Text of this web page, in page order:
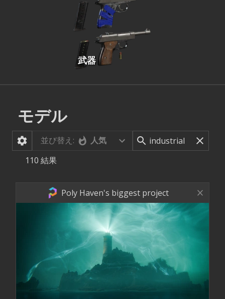
武器
モデル
並び替え:
人気
110 結果
Poly Haven's biggest project